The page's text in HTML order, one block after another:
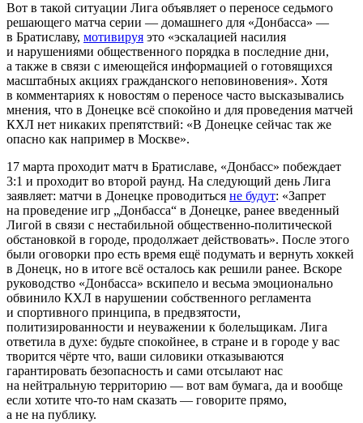
Вот в такой ситуации Лига объявляет о переносе седьмого
решающего матча серии — домашнего для «Донбасса» —
в Братиславу, мотивируя это «эскалацией насилия
и нарушениями общественного порядка в последние дни,
а также в связи с имеющейся информацией о готовящихся
масштабных акциях гражданского неповиновения». Хотя
в комментариях к новостям о переносе часто высказывались
мнения, что в Донецке всё спокойно и для проведения матчей
КХЛ нет никаких препятствий: «В Донецке сейчас так же
опасно как например в Москве».
17 марта проходит матч в Братиславе, «Донбасс» побеждает
3:1 и проходит во второй раунд. На следующий день Лига
заявляет: матчи в Донецке проводиться не будут: «Запрет
на проведение игр „Донбасса“ в Донецке, ранее введенный
Лигой в связи с нестабильной общественно-политической
обстановкой в городе, продолжает действовать». После этого
были оговорки про есть время ещё подумать и вернуть хоккей
в Донецк, но в итоге всё осталось как решили ранее. Вскоре
руководство «Донбасса» вскипело и весьма эмоционально
обвинило КХЛ в нарушении собственного регламента
и спортивного принципа, в предвзятости,
политизированности и неуважении к болельщикам. Лига
ответила в духе: будьте спокойнее, в стране и в городе у вас
творится чёрте что, ваши силовики отказываются
гарантировать безопасность и сами отсылают нас
на нейтральную территорию — вот вам бумага, да и вообще
если хотите что-то нам сказать — говорите прямо,
а не на публику.